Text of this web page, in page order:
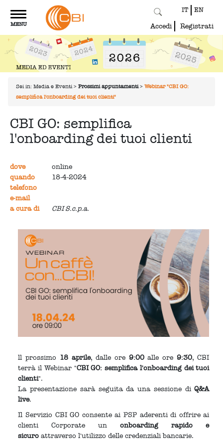
Toggle
navigation
MENU
IT EN
Accedi Registrati
Sei in: Media e Eventi > Prossimi appuntamenti > Webinar "CBI GO:
semplifica l'onboarding dei tuoi clienti"
CBI GO: semplifica
l'onboarding dei tuoi clienti
dove
online
quando
18-4-2024
telefono
e-mail
a cura di
CBI S.c.p.a.
ll prossimo 18 aprile, dalle ore 9:00alle ore 9:30, CBI
terrà il Webinar "CBI GO: semplifica l'onboarding dei tuoi
clienti".
La presentazione sarà seguita da una sessione diQ&A
live.
Il Servizio CBI GO consente ai PSP aderenti di offrire ai
clienti Corporate unonboarding rapido e
sicuro attraverso l'utilizzo delle credenziali bancarie.